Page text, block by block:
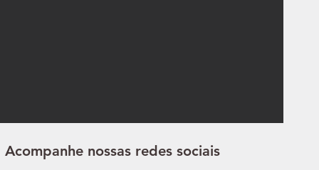
Acompanhe nossas redes sociais